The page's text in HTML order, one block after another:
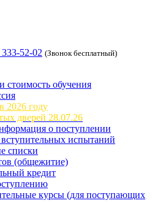
52-02 (Звонок бесплатный)
стоимость обучения
2026 году
дверей 28.07.26
о поступлении
испытаний
списки
(общежитие)
кредит
курсы (для поступающих